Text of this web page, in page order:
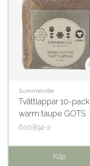
Summerville
Tvättlappar 10-pack
warm taupe GOTS
600894-2
Köp